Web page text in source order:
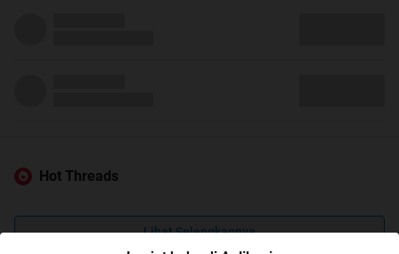
Hot Threads
Lihat Selengkapnya